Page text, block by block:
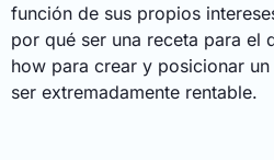
función de sus propios
por qué ser una receta para el
how para crear y posicionar
ser extremadamente rentable.